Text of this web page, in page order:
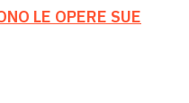
LE OPERE SUE